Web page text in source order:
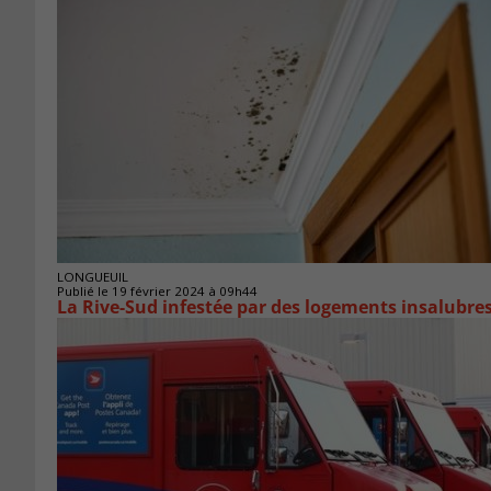
LONGUEUIL
Publié le 19 février 2024 à 09h44
La Rive-Sud infestée par des logements